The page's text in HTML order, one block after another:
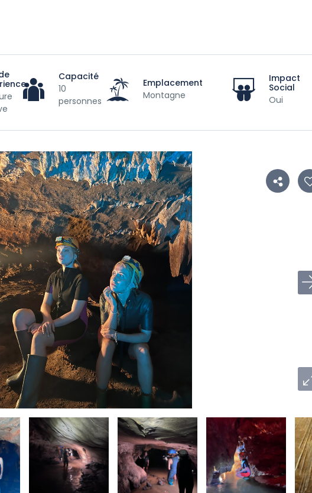
Capacité
10
personnes
Emplacement
Montagne
Impact
Social
Oui